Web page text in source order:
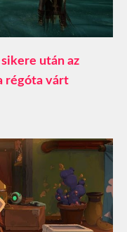
után az
régóta várt